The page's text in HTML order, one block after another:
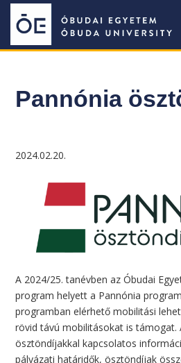
Ugrás
Pannónia
2024.02.20.
A 2024/25. tanévben az Óbudai
program helyett a Pannónia
programban elérhető mobilitási
rövid távú mobilitásokat is támogat.
ösztöndíjakkal kapcsolatos
pályázati határidők, ösztöndíjak